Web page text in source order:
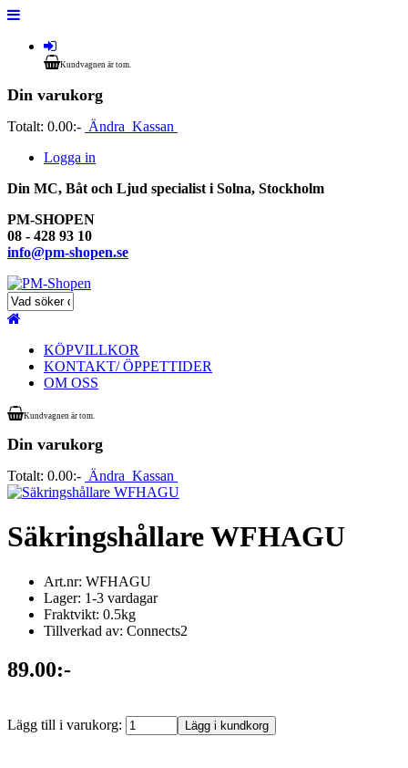
Kundvagnen är tom.
Din varukorg
Totalt: 0.00:- Ändra Kassan
Logga in
Din MC, Båt och Ljud specialist i Solna, Stockholm
PM-SHOPEN
08 - 428 93 10
info@pm-shopen.se
KÖPVILLKOR
KONTAKT/ ÖPPETTIDER
OM OSS
Kundvagnen är tom.
Din varukorg
Totalt: 0.00:- Ändra Kassan
Säkringshållare WFHAGU
Art.nr: WFHAGU
Lager: 1-3 vardagar
Fraktvikt: 0.5kg
Tillverkad av: Connects2
89.00:-
Lägg till i varukorg: